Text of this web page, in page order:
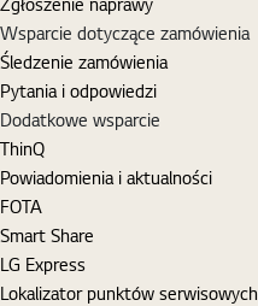
Wsparcie dotyczące zamówienia
Śledzenie zamówienia
Pytania i odpowiedzi
Dodatkowe wsparcie
ThinQ
Powiadomienia i aktualności
FOTA
Smart Share
LG Express
Lokalizator punktów serwisowych